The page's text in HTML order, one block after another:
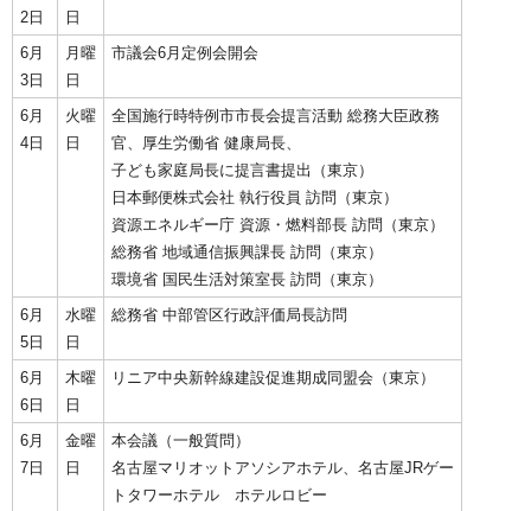
2日
日
6月
3日
月曜
日
市議会6月定例会開会
6月
4日
火曜
日
全国施行時特例市市長会提言活動 総務大臣政務
官、厚生労働省 健康局長、
子ども家庭局長に提言書提出（東京）
日本郵便株式会社 執行役員 訪問（東京）
資源エネルギー庁 資源・燃料部長 訪問（東京）
総務省 地域通信振興課長 訪問（東京）
環境省 国民生活対策室長 訪問（東京）
6月
5日
水曜
日
総務省 中部管区行政評価局長訪問
6月
6日
木曜
日
リニア中央新幹線建設促進期成同盟会（東京）
6月
7日
金曜
日
本会議（一般質問）
名古屋マリオットアソシアホテル、名古屋JRゲー
トタワーホテル ホテルロビー